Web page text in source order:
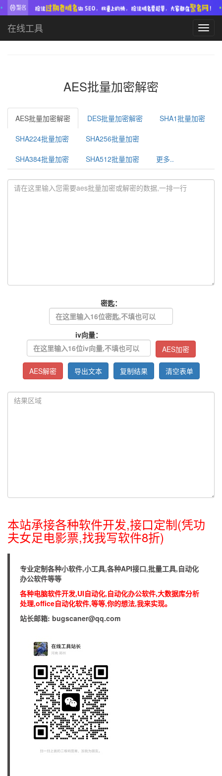
在线工具
AES批量加密解密
AES批量加密解密 DES批量加密解密 SHA1批量加密
SHA224批量加密 SHA256批量加密
SHA384批量加密 SHA512批量加密 更多..
密匙：
iv向量：
AES加密
AES解密 导出文本 复制结果 清空表单
本站承接各种软件开发,接口定制(凭功
夫女足电影票,找我写软件8折)
专业定制各种小软件,小工具,各种API接口,批量工具,自动化
办公软件等等
各种电脑软件开发,UI自动化,自动化办公软件,大数据库分析
处理,office自动化软件,等等,你的想法,我来实现。
站长邮箱: bugscaner@qq.com